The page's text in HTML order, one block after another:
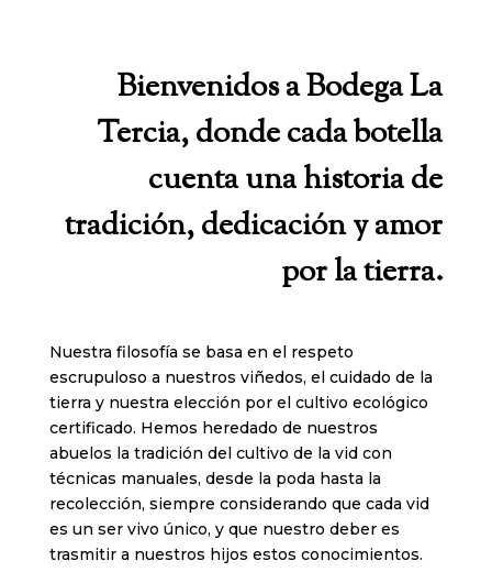
Bienvenidos a Bodega La
Tercia, donde cada botella
cuenta una historia de
tradición, dedicación y amor
por la tierra.
Nuestra filosofía se basa en el respeto
escrupuloso a nuestros viñedos, el cuidado de la
tierra y nuestra elección por el cultivo ecológico
certificado. Hemos heredado de nuestros
abuelos la tradición del cultivo de la vid con
técnicas manuales, desde la poda hasta la
recolección, siempre considerando que cada vid
es un ser vivo único, y que nuestro deber es
trasmitir a nuestros hijos estos conocimientos.